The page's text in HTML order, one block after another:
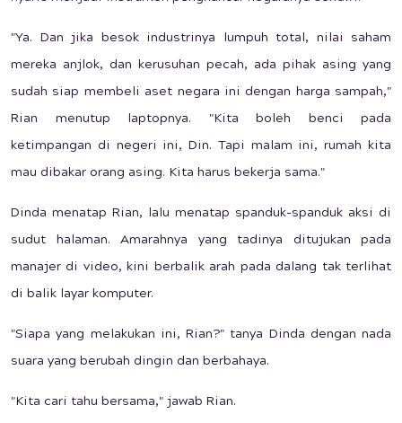
"Ya. Dan jika besok industrinya lumpuh total, nilai saham
mereka anjlok, dan kerusuhan pecah, ada pihak asing yang
sudah siap membeli aset negara ini dengan harga sampah,"
Rian menutup laptopnya. "Kita boleh benci pada
ketimpangan di negeri ini, Din. Tapi malam ini, rumah kita
mau dibakar orang asing. Kita harus bekerja sama."
Dinda menatap Rian, lalu menatap spanduk-spanduk aksi di
sudut halaman. Amarahnya yang tadinya ditujukan pada
manajer di video, kini berbalik arah pada dalang tak terlihat
di balik layar komputer.
"Siapa yang melakukan ini, Rian?" tanya Dinda dengan nada
suara yang berubah dingin dan berbahaya.
"Kita cari tahu bersama," jawab Rian.